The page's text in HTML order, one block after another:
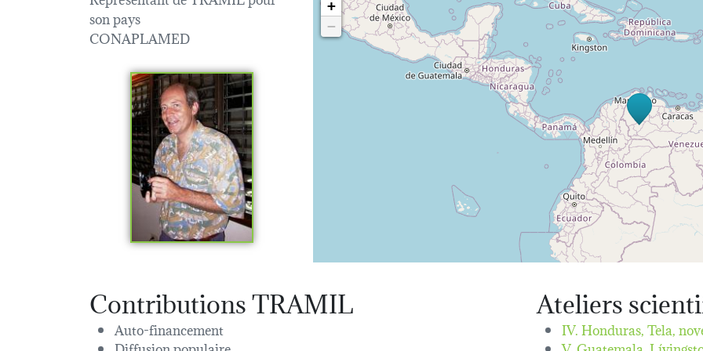
son pays
CONAPLAMED
+
−
Contributions TRAMIL
Auto-financement
Ateliers
IV. Honduras, Tela,